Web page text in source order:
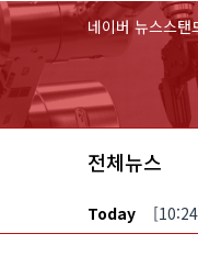
본문 바로가기
네이버 뉴스스탠
전체뉴스
Today